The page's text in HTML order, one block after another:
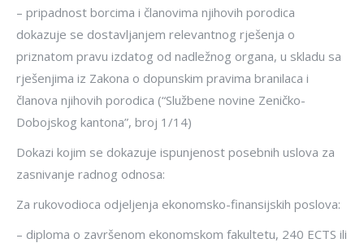
– pripadnost borcima i članovima njihovih porodica
dokazuje se dostavljanjem relevantnog rješenja o
priznatom pravu izdatog od nadležnog organa, u skladu sa
rješenjima iz Zakona o dopunskim pravima branilaca i
članova njihovih porodica (“Službene novine Zeničko-
Dobojskog kantona”, broj 1/14)
Dokazi kojim se dokazuje ispunjenost posebnih uslova za
zasnivanje radnog odnosa:
Za rukovodioca odjeljenja ekonomsko-finansijskih poslova:
– diploma o završenom ekonomskom fakultetu, 240 ECTS ili